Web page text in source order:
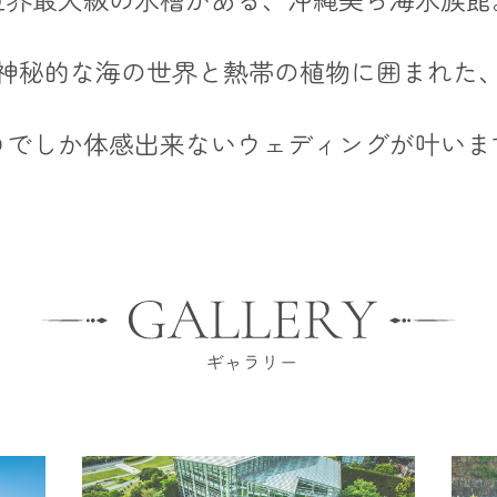
秘的な海の世界と熱帯の植物に囲まれた
しか体感出来ないウェディングが叶い